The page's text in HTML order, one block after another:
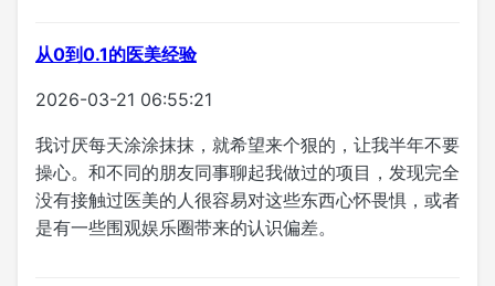
从0到0.1的医美经验
2026-03-21 06:55:21
我讨厌每天涂涂抹抹，就希望来个狠的，让我半年不要
操心。和不同的朋友同事聊起我做过的项目，发现完全
没有接触过医美的人很容易对这些东西心怀畏惧，或者
是有一些围观娱乐圈带来的认识偏差。